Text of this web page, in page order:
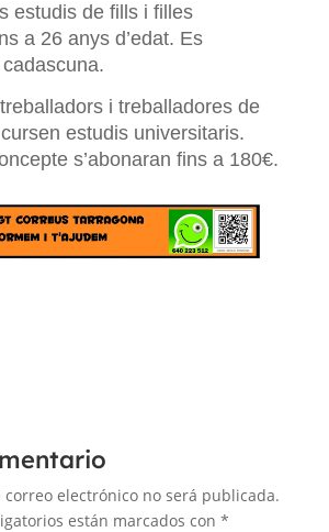
estudis de fills i filles
a 26 anys d’edat. Es
i treballadores de
estudis universitaris.
s’abonaran fins a 180€.
electrónico no será publicada.
están marcados con *